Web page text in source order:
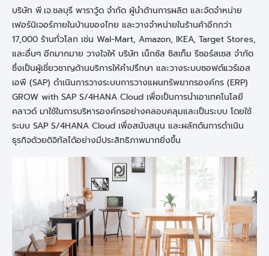
บริษัท พี.เจ.ชลบุรี พาราวู้ด จำกัด ผู้นำด้านการผลิต และจัดจำหน่าย
เฟอร์นิเจอร์ภายในบ้านของไทย และวางจำหน่ายในร้านค้าอีกกว่า
17,000 ร้านทั่วโลก เช่น Wal-Mart, Amazon, IKEA, Target Stores,
และอื่นๆ อีกมากมาย วางใจให้ บริษัท เน็กซัส ซิสเท็ม รีซอร์สเซส จำกัด
ซึ่งเป็นผู้เชี่ยวชาญด้านบริการให้คำปรึกษา และวางระบบซอฟต์แวร์เอส
เอพี (SAP) ดำเนินการวางระบบการวางแผนทรัพยากรองค์กร (ERP)
GROW with SAP S/4HANA Cloud เพื่อเป็นการนำเอาเทคโนโลยี
คลาวด์ มาใช้ในการบริหารองค์กรอย่างคลอบคลุมและเป็นระบบ โดยใช้
ระบบ SAP S/4HANA Cloud เพื่อสนับสนุน และผลักดันการดำเนิน
ธุรกิจด้วยดิจิทัลได้อย่างมีประสิทธิภาพมากยิ่งขึ้น